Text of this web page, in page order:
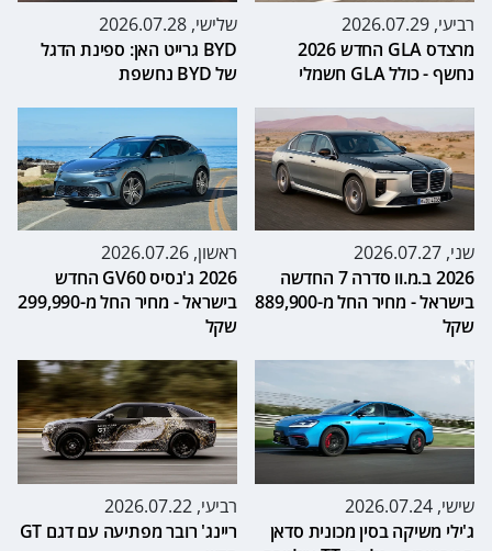
רביעי, 2026.07.29
מרצדס GLA החדש 2026
נחשף - כולל GLA חשמלי
שלישי, 2026.07.28
BYD גרייט האן: ספינת הדגל
של BYD נחשפת
שני, 2026.07.27
2026 ב.מ.וו סדרה 7 החדשה
בישראל - מחיר החל מ-889,900
שקל
ראשון, 2026.07.26
2026 ג'נסיס GV60 החדש
בישראל - מחיר החל מ-299,990
שקל
שישי, 2026.07.24
ג'ילי משיקה בסין מכונית סדאן
רביעי, 2026.07.22
ריינג' רובר מפתיעה עם דגם GT